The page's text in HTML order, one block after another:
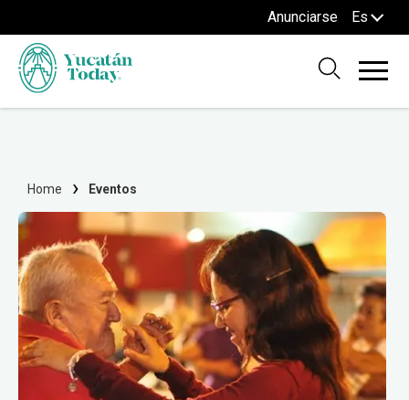
Anunciarse Es
Home Eventos